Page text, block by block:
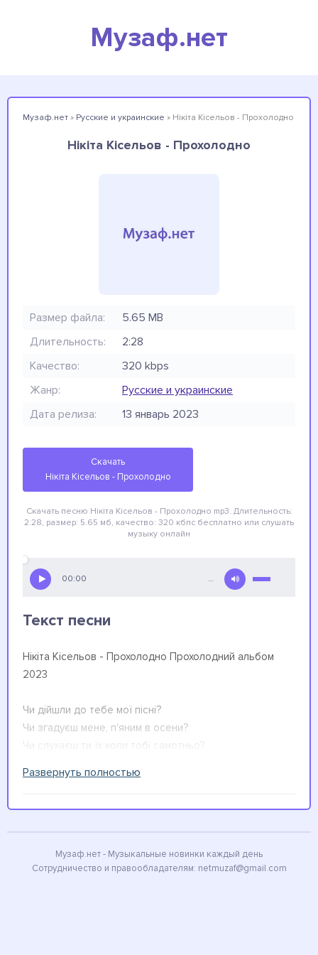
Музаф.нет
Музаф.нет » Русские и украинские » Нікіта Кісельов - Прохолодно
Нікіта Кісельов - Прохолодно
Размер файла:
5.65 MB
Длительность:
2:28
Качество:
320 kbps
Жанр:
Русские и украинские
Дата релиза:
13 январь 2023
Скачать
Нікіта Кісельов - Прохолодно
Скачать песню Нікіта Кісельов - Прохолодно mp3. Длительность:
2:28, размер: 5.65 мб, качество: 320 кбпс бесплатно или слушать
музыку онлайн
00:00 …
Текст песни
Нікіта Кісельов - Прохолодно Прохолодний альбом
2023
Чи дійшли до тебе мої пісні?
Чи згадуєш мене, п'яним в осени?
Чи слухаєш ти їх коли тобі самотньо?
А тепер таке все сіре таке монотонне
Скажи тобі також без мене прохолодно?
Развернуть полностью
Музаф.нет - Музыкальные новинки каждый день
Сотрудничество и правообладателям: netmuzaf@gmail.com